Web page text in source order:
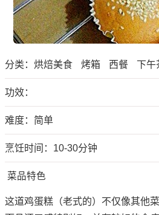
分类： 烘焙美食 烤箱 西餐 下午
功效：
难度：简单
烹饪时间：10-30分钟
菜品特色
这道鸡蛋糕（老式的）不仅像其他